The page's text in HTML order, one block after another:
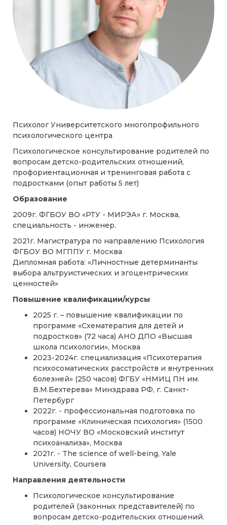
Психолог Университетского многопрофильного
психологического центра
Психологическое консультирование родителей по
вопросам детско-родительских отношений,
профориентационная и тренинговая работа с
подростками (опыт работы 5 лет)
Образование
2009г. ФГБОУ ВО «РТУ - МИРЭА» г. Москва,
специальность - инженер.
2021г. Магистратура по направлению Психология
ФГБОУ ВО МГППУ г. Москва
Дипломная работа: «Личностные детерминанты
выбора альтруистических и эгоцентрических
ценностей»
Повышение квалификации/курсы
2025 г. – повышение квалификации по
программе «Схематерапия для детей и
подростков» (72 часа) АНО ДПО «Высшая
школа психологии», Москва
2023-2024г. специализация «Психотерапия
психосоматических расстройств и внутренних
болезней» (250 часов) ФГБУ «НМИЦ ПН им.
В.М.Бехтерева» Минздрава РФ, г. Санкт-
Петербург
2022г. - профессиональная подготовка по
программе «Клиническая психология» (1500
часов) НОЧУ ВО «Московский институт
психоанализа», Москва
2021г. - The science of well-being, Yale
University, Coursera
Направления деятельности
Психологическое консультирование
родителей (законных представителей) по
вопросам детско-родительских отношений.